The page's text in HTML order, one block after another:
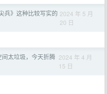
兵》这种比较写实的 2024 年 5 月
20 日
间太垃圾，今天折腾 2024 年 4 月
15 日